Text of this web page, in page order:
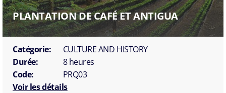
PLANTATION DE CAFÉ ET ANTIGUA
Catégorie:
CULTURE AND HISTORY
Durée:
8 heures
Code:
PRQ03
Voir les détails